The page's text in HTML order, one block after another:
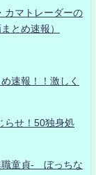
マトレーダーの
とめ速報）
速報！！激しく
らせ！50独身処
童貞- ぼっちな